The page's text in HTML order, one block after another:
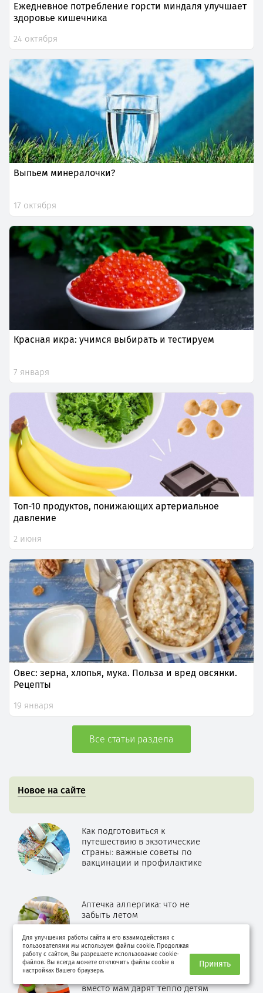
Ежедневное потребление горсти миндаля улучшает
здоровье кишечника
24 октября
Выпьем минералочки?
17 октября
Красная икра: учимся выбирать и тестируем
7 января
Топ-10 продуктов, понижающих артериальное
давление
2 июня
Овес: зерна, хлопья, мука. Польза и вред овсянки.
Рецепты
19 января
Все статьи раздела
Новое на сайте
Как подготовиться к
путешествию в экзотические
страны: важные советы по
вакцинации и профилактике
Аптечка аллергика: что не
забыть летом
Чужих не бывает. Как няни
вместо мам дарят тепло детям
Для улучшения работы сайта и его взаимодействия с
пользователями мы используем файлы cookie. Продолжая
работу с сайтом, Вы разрешаете использование cookie-
файлов. Вы всегда можете отключить файлы cookie в
настройках Вашего браузера.
Принять